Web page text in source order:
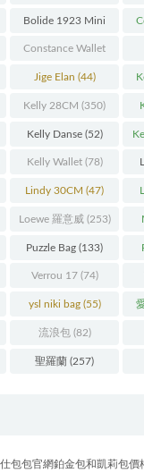
Bolide 1923 Mini
(93)
Constance Wallet
(60)
Jige Elan (44)
Kelly 28CM (350)
Kelly Danse(52)
Kelly Wallet(78)
Lindy 30CM (47)
Loewe 羅意威(253)
Puzzle Bag (133)
Verrou 17(74)
ysl niki bag(55)
流浪包(82)
聖羅蘭 (257)
包包官網鉑金包和凱莉包價